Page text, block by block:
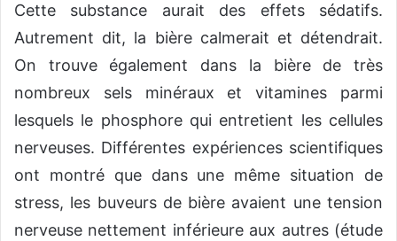
Cette substance aurait des effets sédatifs.
Autrement dit, la bière calmerait et détendrait.
On trouve également dans la bière de très
nombreux sels minéraux et vitamines parmi
lesquels le phosphore qui entretient les cellules
nerveuses. Différentes expériences scientifiques
ont montré que dans une même situation de
stress, les buveurs de bière avaient une tension
nerveuse nettement inférieure aux autres (étude